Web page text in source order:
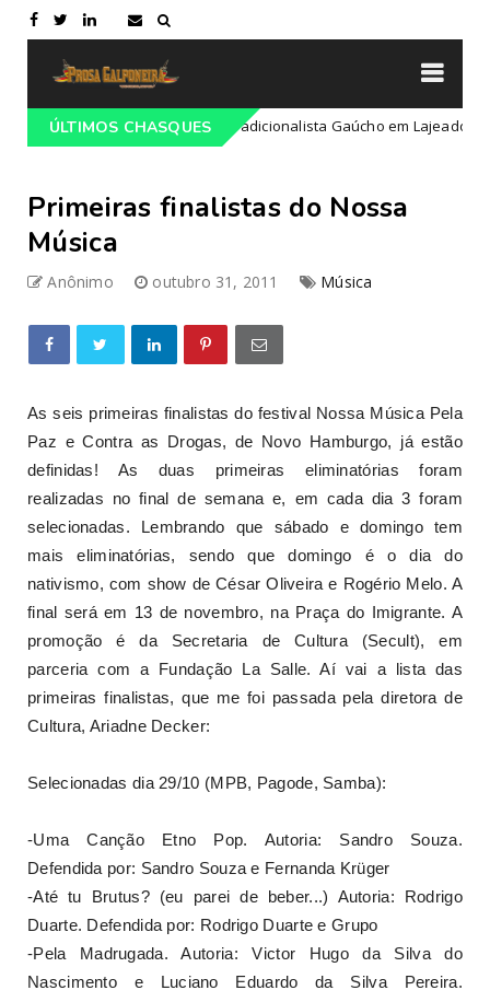
ÚLTIMOS CHASQUES
do 68º Congresso Tradicionalista Gaúcho em Lajeado-RS
Primeiras finalistas do Nossa
Música
Anônimo outubro 31, 2011 Música
As seis primeiras finalistas do festival Nossa Música Pela
Paz e Contra as Drogas, de Novo Hamburgo, já estão
definidas! As duas primeiras eliminatórias foram
realizadas no final de semana e, em cada dia 3 foram
selecionadas. Lembrando que sábado e domingo tem
mais eliminatórias, sendo que domingo é o dia do
nativismo, com show de César Oliveira e Rogério Melo. A
final será em 13 de novembro, na Praça do Imigrante. A
promoção é da Secretaria de Cultura (Secult), em
parceria com a Fundação La Salle. Aí vai a lista das
primeiras finalistas, que me foi passada pela diretora de
Cultura, Ariadne Decker:
Selecionadas dia 29/10 (MPB, Pagode, Samba):
-Uma Canção Etno Pop. Autoria: Sandro Souza.
Defendida por: Sandro Souza e Fernanda Krüger
-Até tu Brutus? (eu parei de beber...) Autoria: Rodrigo
Duarte. Defendida por: Rodrigo Duarte e Grupo
-Pela Madrugada. Autoria: Victor Hugo da Silva do
Nascimento e Luciano Eduardo da Silva Pereira.